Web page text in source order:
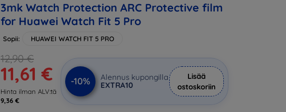
3mk Watch Protection ARC Protective film
for Huawei Watch Fit 5 Pro
Sopii: HUAWEI WATCH FIT 5 PRO
12,90 €
11,61 €
Hinta ilman ALV:tä
9,36 €
-10%
Alennus kupongilla
EXTRA10
Lisää
ostoskoriin